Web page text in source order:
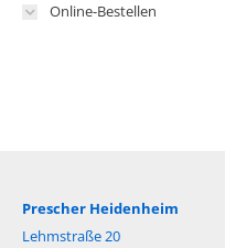
Online-Bestellen
Prescher Heidenheim
Lehmstraße 20